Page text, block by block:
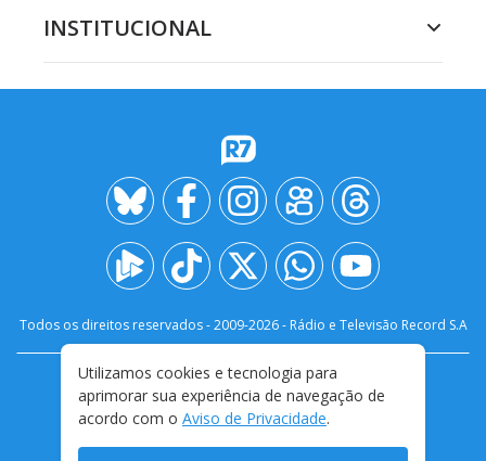
INSTITUCIONAL
Todos os direitos reservados - 2009-2026- Rádio e Televisão Record S.A
FALE CONOSCO
PRIVACIDADE
TERMOS E CONDIÇÕES DE USO
Utilizamos cookies e tecnologia para
aprimorar sua experiência de navegação de
acordo com o Aviso de Privacidade.